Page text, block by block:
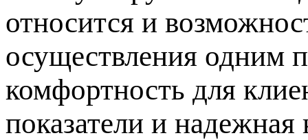
относится и
осуществления одним
комфортность для
показатели и надежная